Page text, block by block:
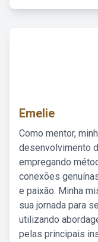
Emelie
Como mentor,
desenvolvimento
empregando
conexões
e paixão. Minha
sua jornada para
utilizando
pelas principais